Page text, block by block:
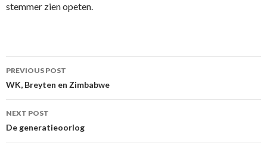
stemmer zien opeten.
Post
navigation
PREVIOUS POST
WK, Breyten en Zimbabwe
NEXT POST
De generatieoorlog